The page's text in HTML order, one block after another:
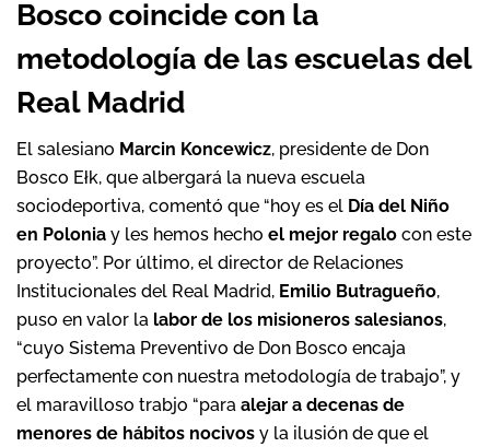
Bosco coincide con la
metodología de las escuelas del
Real Madrid
El salesiano Marcin Koncewicz, presidente de Don
Bosco Ełk, que albergará la nueva escuela
sociodeportiva, comentó que “hoy es el Día del Niño
en Polonia y les hemos hecho el mejor regalo con este
proyecto”. Por último, el director de Relaciones
Institucionales del Real Madrid, Emilio Butragueño,
puso en valor la labor de los misioneros salesianos,
“cuyo Sistema Preventivo de Don Bosco encaja
perfectamente con nuestra metodología de trabajo”, y
el maravilloso trabjo “para alejar a decenas de
menores de hábitos nocivos y la ilusión de que el